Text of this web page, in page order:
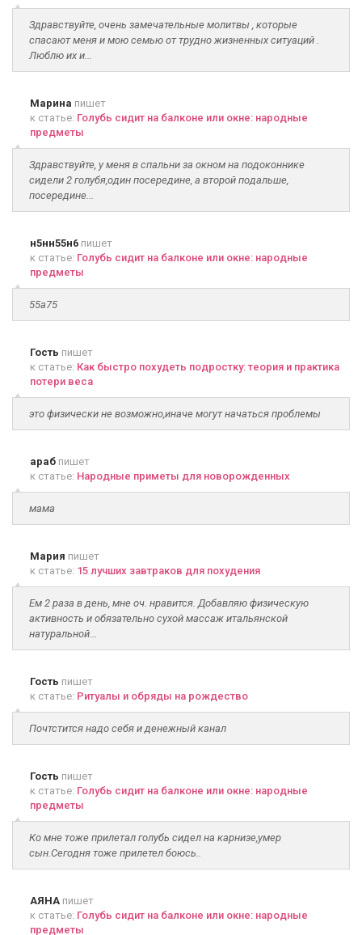
Здравствуйте, очень замечательные молитвы , которые
спасают меня и мою семью от трудно жизненных ситуаций .
Люблю их и...
Марина пишет
к статье: Голубь сидит на балконе или окне: народные
предметы
Здравствуйте, у меня в спальни за окном на подоконнике
сидели 2 голубя,один посередине, а второй подальше,
посередине...
н5нн55н6 пишет
к статье: Голубь сидит на балконе или окне: народные
предметы
55а75
Гость пишет
к статье: Как быстро похудеть подростку: теория и практика
потери веса
это физически не возможно,иначе могут начаться проблемы
араб пишет
к статье: Народные приметы для новорожденных
мама
Мария пишет
к статье: 15 лучших завтраков для похудения
Ем 2 раза в день, мне оч. нравится. Добавляю физическую
активность и обязательно сухой массаж итальянской
натуральной...
Гость пишет
к статье: Ритуалы и обряды на рождество
Почтстится надо себя и денежный канал
Гость пишет
к статье: Голубь сидит на балконе или окне: народные
предметы
Ко мне тоже прилетал голубь сидел на карнизе,умер
сын.Сегодня тоже прилетел боюсь..
АЯНА пишет
к статье: Голубь сидит на балконе или окне: народные
предметы